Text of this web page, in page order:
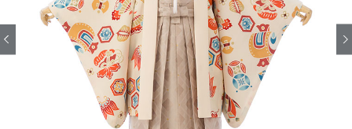
七五三レンタル
振袖レンタル
卒業式袴レンタル